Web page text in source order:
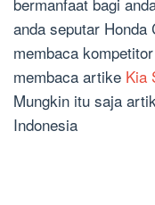
anda seputar Honda
membaca
membaca artike Kia
Mungkin itu saja
Indonesia